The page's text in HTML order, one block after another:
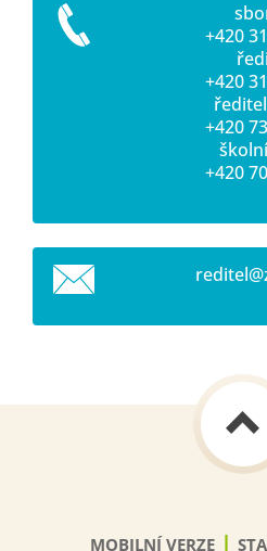
+420
+420
+420
+420
reditel@
MOBILNÍ VERZE |